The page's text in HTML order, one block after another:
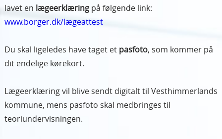
lavet en lægeerklæring på følgende link:
www.borger.dk/lægeattest
Du skal ligeledes have taget et pasfoto, som kommer på
dit endelige kørekort.
Lægeerklæring vil blive sendt digitalt til Vesthimmerlands
kommune, mens pasfoto skal medbringes til
teoriundervisningen.